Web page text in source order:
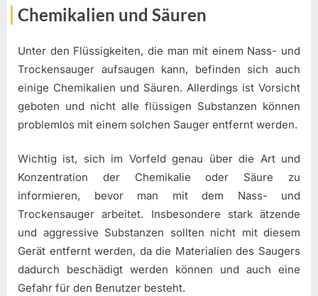
Chemikalien und Säuren
Unter den Flüssigkeiten, die man mit einem Nass- und
Trockensauger aufsaugen kann, befinden sich auch
einige Chemikalien und Säuren. Allerdings ist Vorsicht
geboten und nicht alle flüssigen Substanzen können
problemlos mit einem solchen Sauger entfernt werden.
Wichtig ist, sich im Vorfeld genau über die Art und
Konzentration der Chemikalie oder Säure zu
informieren, bevor man mit dem Nass- und
Trockensauger arbeitet. Insbesondere stark ätzende
und aggressive Substanzen sollten nicht mit diesem
Gerät entfernt werden, da die Materialien des Saugers
dadurch beschädigt werden können und auch eine
Gefahr für den Benutzer besteht.